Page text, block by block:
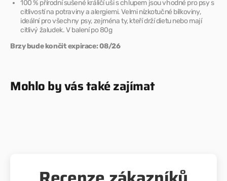
(Expirace)
100 % přírodní sušené králičí uši s chlupem jsou vhodné pro psy s
citlivostí na potraviny a alergiemi. Velmi nízkotučné bílkoviny,
ideální pro všechny psy, zejména ty, kteří drží dietu nebo mají
citlivý žaludek. V balení po 80g
Brzy bude končit expirace:08/26
Mohlo by vás také zajímat